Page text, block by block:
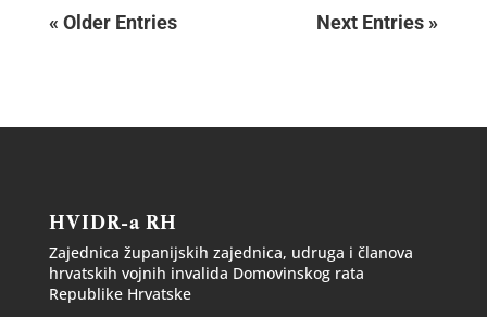
« Older Entries Next Entries »
HVIDR-a RH
Zajednica županijskih zajednica, udruga i članova
hrvatskih vojnih invalida Domovinskog rata
Republike Hrvatske